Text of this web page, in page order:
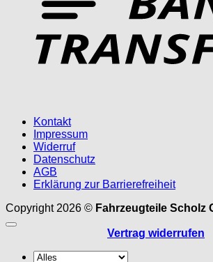
Kontakt
Impressum
Widerruf
Datenschutz
AGB
Erklärung zur Barrierefreiheit
Copyright 2026 © Fahrzeugteile Scholz
Vertrag widerrufen